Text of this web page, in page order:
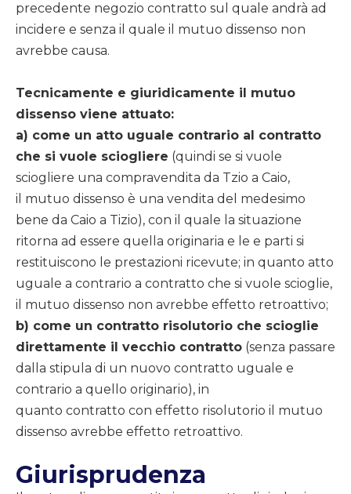
precedente negozio contratto sul quale andrà ad
incidere e senza il quale il mutuo dissenso non
avrebbe causa.
Tecnicamente e giuridicamente il mutuo
dissenso viene attuato:
a) come un atto uguale contrario al contratto
che si vuole sciogliere (quindi se si vuole
sciogliere una compravendita da Tzio a Caio,
il mutuo dissenso è una vendita del medesimo
bene da Caio a Tizio), con il quale la situazione
ritorna ad essere quella originaria e le e parti si
restituiscono le prestazioni ricevute; in quanto atto
uguale a contrario a contratto che si vuole scioglie,
il mutuo dissenso non avrebbe effetto retroattivo;
b) come un contratto risolutorio che scioglie
direttamente il vecchio contratto (senza passare
dalla stipula di un nuovo contratto uguale e
contrario a quello originario), in
quanto contratto con effetto risolutorio il mutuo
dissenso avrebbe effetto retroattivo.
Giurisprudenza